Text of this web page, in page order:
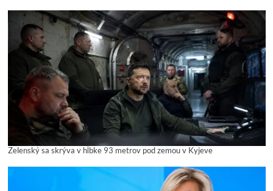
Zelenský sa skrýva v hĺbke 93 metrov pod zemou v Kyjeve